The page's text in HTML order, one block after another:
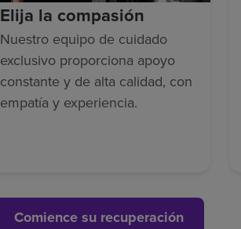
Elija la compasión
Nuestro equipo de cuidado
exclusivo proporciona apoyo
constante y de alta calidad, con
empatía y experiencia.
Comience su recuperación